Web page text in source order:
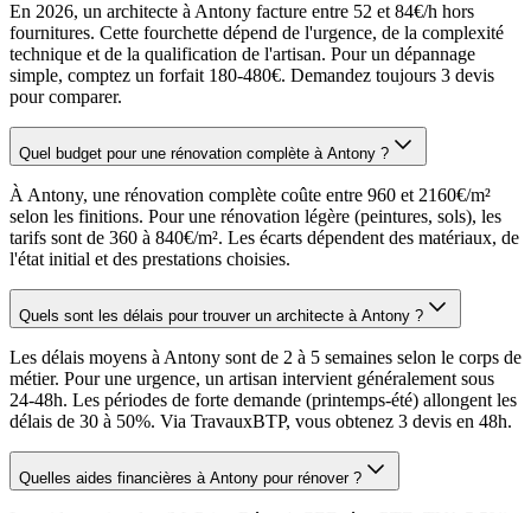
En 2026, un architecte à Antony facture entre 52 et 84€/h hors
fournitures. Cette fourchette dépend de l'urgence, de la complexité
technique et de la qualification de l'artisan. Pour un dépannage
simple, comptez un forfait 180-480€. Demandez toujours 3 devis
pour comparer.
Quel budget pour une rénovation complète à Antony ?
À Antony, une rénovation complète coûte entre 960 et 2160€/m²
selon les finitions. Pour une rénovation légère (peintures, sols), les
tarifs sont de 360 à 840€/m². Les écarts dépendent des matériaux, de
l'état initial et des prestations choisies.
Quels sont les délais pour trouver un architecte à Antony ?
Les délais moyens à Antony sont de 2 à 5 semaines selon le corps de
métier. Pour une urgence, un artisan intervient généralement sous
24-48h. Les périodes de forte demande (printemps-été) allongent les
délais de 30 à 50%. Via TravauxBTP, vous obtenez 3 devis en 48h.
Quelles aides financières à Antony pour rénover ?